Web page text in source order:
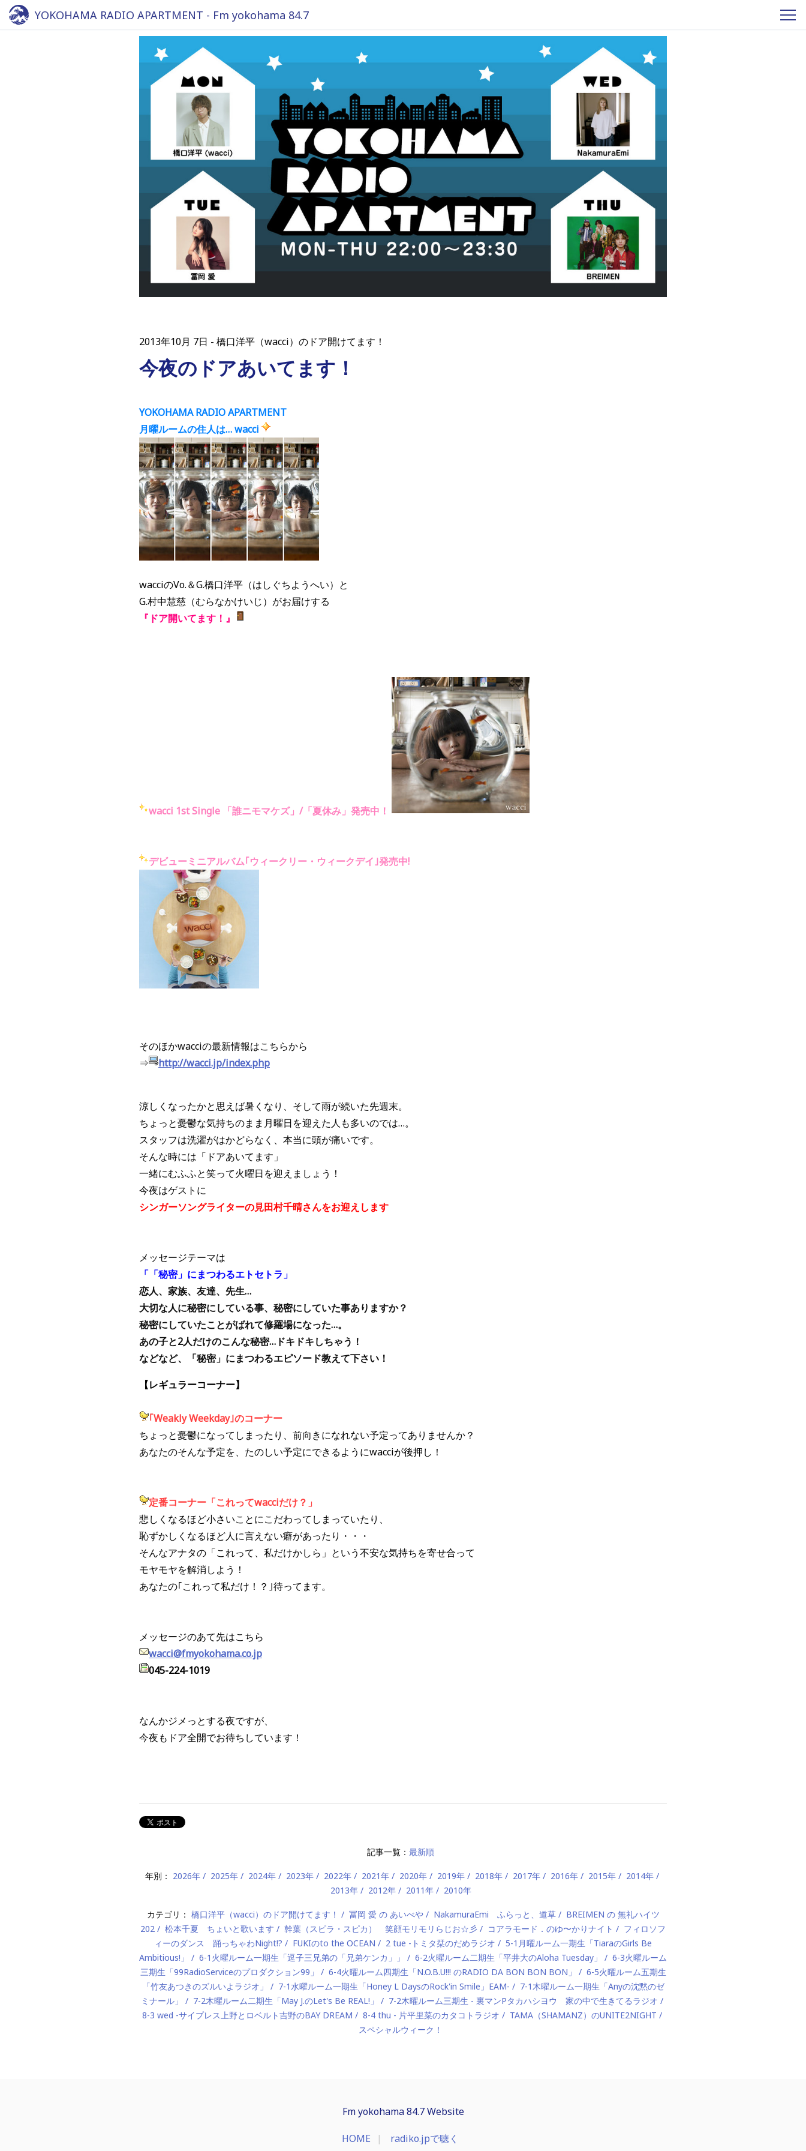
YOKOHAMA RADIO APARTMENT - Fm yokohama 84.7
2013年10月 7日 橋口洋平（wacci）のドア開けてます！
今夜のドアあいてます！
YOKOHAMA RADIO APARTMENT
月曜ルームの住人は… wacci
wacciのVo.＆G.橋口洋平（はしぐちようへい）と
G.村中慧慈（むらなかけいじ）がお届けする
『ドア開いてます！』
wacci 1st Single 「誰ニモマケズ」/「夏休み」発売中！
デビューミニアルバム｢ウィークリー・ウィークデイ｣発売中!
そのほかwacciの最新情報はこちらから
⇒
http://wacci.jp/index.php
涼しくなったかと思えば暑くなり、そして雨が続いた先週末。
ちょっと憂鬱な気持ちのまま月曜日を迎えた人も多いのでは…。
スタッフは洗濯がはかどらなく、本当に頭が痛いです。
そんな時には「ドアあいてます」
一緒にむふふと笑って火曜日を迎えましょう！
今夜はゲストに
シンガーソングライターの見田村千晴さんをお迎えします
メッセージテーマは
「「秘密」にまつわるエトセトラ 」
恋人、家族、友達、先生…
大切な人に秘密にしている事、秘密にしていた事ありますか？
秘密にしていたことがばれて修羅場になった…。
あの子と2人だけのこんな秘密…ドキドキしちゃう！
などなど、「秘密」にまつわるエピソード教えて下さい！
【レギュラーコーナー】
｢Weakly Weekday｣のコーナー
ちょっと憂鬱になってしまったり、前向きになれない予定ってありませんか？
あなたのそんな予定を、たのしい予定にできるようにwacciが後押し！
定番コーナー「これってwacciだけ？」
悲しくなるほど小さいことにこだわってしまっていたり、
恥ずかしくなるほど人に言えない癖があったり・・・
そんなアナタの「これって、私だけかしら」という不安な気持ちを寄せ合って
モヤモヤを解消しよう！
あなたの｢これって私だけ！？｣待ってます。
メッセージのあて先はこちら
wacci@fmyokohama.co.jp
045-224-1019
なんかジメっとする夜ですが、
今夜もドア全開でお待ちしています！
記事一覧： 最新順
年別： 2026年 2025年 2024年 2023年 2022年 2021年 2020年 2019年 2018年 2017年 2016年 2015年
2014年
2013年
2012年 2011年 2010年
カテゴリ： 橋口洋平（wacci）のドア開けてます！ 冨岡 愛 の あいべや NakamuraEmi ふらっと、道草
BREIMEN の 無礼ハイツ
202
松本千夏 ちょいと歌います 幹葉（スピラ・スピカ） 笑顔モリモリらじお☆彡 コアラモード．のゆ〜かりナイト
フィロソフ
ィーのダンス 踊っちゃわNight!?
FUKIのto the OCEAN 2 tue -トミタ栞のだめラジオ
5-1月曜ルーム一期生「TiaraのGirls Be
Ambitious!」
6-1火曜ルーム一期生「逗子三兄弟の「兄弟ケンカ」」 6-2火曜ルーム二期生「平井大のAloha Tuesday」
6-3火曜ルーム
三期生「99RadioServiceのプロダクション99」
6-4火曜ルーム四期生「N.O.B.U!!! のRADIO DA BON BON BON」
6-5火曜ルーム五期生
「竹友あつきのズルいよラジオ」
7-1水曜ルーム一期生「Honey L DaysのRock'in Smile」EAM-
7-1木曜ルーム一期生「Anyの沈黙のゼ
ミナール」
7-2木曜ルーム二期生「May J.のLet's Be REAL!」
7-2木曜ルーム三期生 - 裏マンPタカハシヨウ 家の中で生きてるラジオ
8-3 wed -サイプレス上野とロベルト吉野のBAY DREAM
8-4 thu - 片平里菜のカタコトラジオ
TAMA（SHAMANZ）のUNITE2NIGHT
スペシャルウィーク！
Fm yokohama 84.7 Website
HOME radiko.jpで聴く